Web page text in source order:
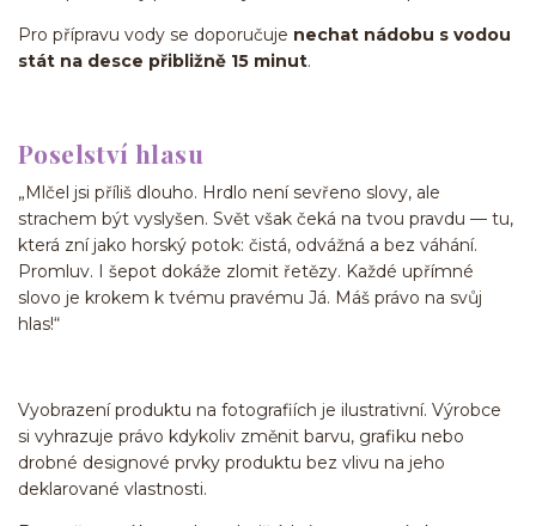
Pro přípravu vody se doporučuje nechat nádobu s vodou
stát na desce přibližně 15 minut.
Poselství hlasu
„Mlčel jsi příliš dlouho. Hrdlo není sevřeno slovy, ale
strachem být vyslyšen. Svět však čeká na tvou pravdu — tu,
která zní jako horský potok: čistá, odvážná a bez váhání.
Promluv. I šepot dokáže zlomit řetězy. Každé upřímné
slovo je krokem k tvému pravému Já. Máš právo na svůj
hlas!“
Vyobrazení produktu na fotografiích je ilustrativní. Výrobce
si vyhrazuje právo kdykoliv změnit barvu, grafiku nebo
drobné designové prvky produktu bez vlivu na jeho
deklarované vlastnosti.